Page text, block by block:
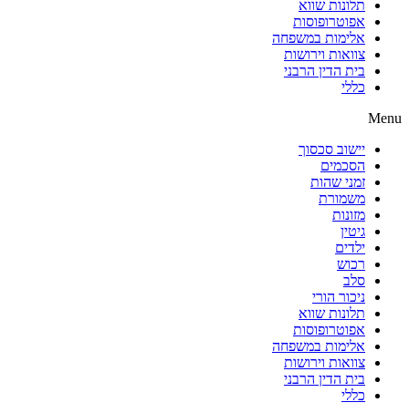
תלונות שווא
אפוטרופוסות
אלימות במשפחה
צוואות וירושות
בית הדין הרבני
כללי
Menu
יישוב סכסוך
הסכמים
זמני שהות
משמורת
מזונות
גיטין
ילדים
רכוש
סלב
ניכור הורי
תלונות שווא
אפוטרופוסות
אלימות במשפחה
צוואות וירושות
בית הדין הרבני
כללי